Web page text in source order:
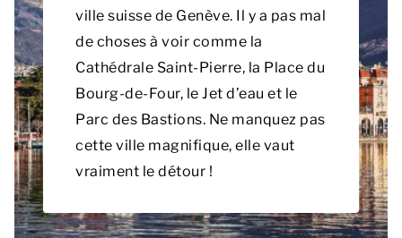
ville suisse de Genève. Il y a pas mal
de choses à voir comme la
Cathédrale Saint-Pierre, la Place du
Bourg-de-Four, le Jet d’eau et le
Parc des Bastions. Ne manquez pas
cette ville magnifique, elle vaut
vraiment le détour !